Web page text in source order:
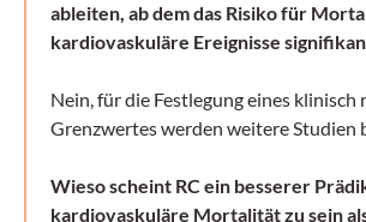
ableiten, ab dem das Risiko für
kardiovaskuläre Ereignisse
Nein, für die Festlegung eines klinisch
Grenzwertes werden weitere Studien
Wieso scheint RC ein besserer
kardiovaskuläre Mortalität zu sein